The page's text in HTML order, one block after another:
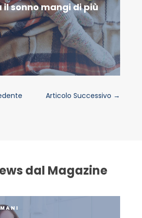
il sonno mangi di più
Articolo Successivo →
dal Magazine